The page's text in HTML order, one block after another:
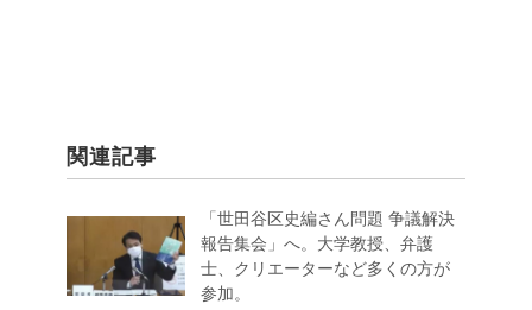
関連記事
「世田谷区史編さん問題 争議解決
報告集会」へ。大学教授、弁護
士、クリエーターなど多くの方が
参加。